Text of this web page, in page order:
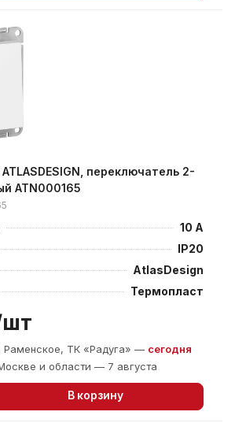
переключатель 2-
ATN000165
10 А
IP20
AtlasDesign
Термопласт
шт
Раменское, ТК «Радуга» — сегодня
и области — 7 августа
В корзину